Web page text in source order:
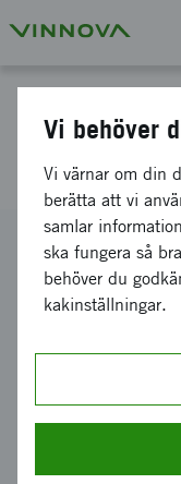
Decode
Diarienummer
2020-01488
Koordinator
300 000 kronor
juni 2020-
Vi behöver
Vi värnar om din
berätta att vi
samlar
ska fungera så
behöver du
kakinställningar.